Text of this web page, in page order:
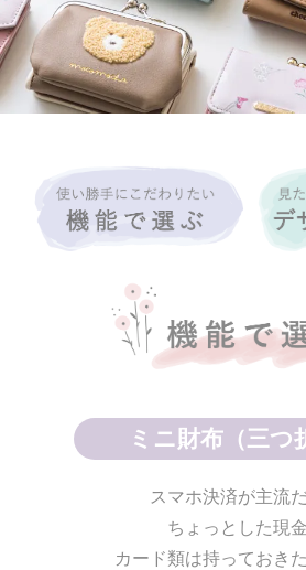
ミニ財布（三つ
スマホ決済が主流
ちょっとした現
カード類は持っておき